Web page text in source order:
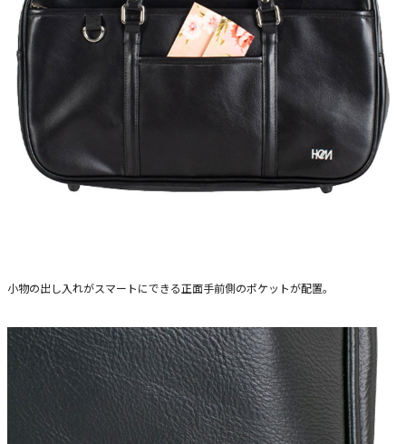
小物の出し入れがスマートにできる正面手前側のポケットが配置。